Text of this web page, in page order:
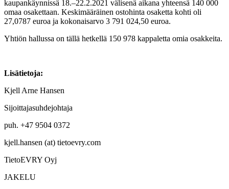
kaupankäynnissä 18.–22.2.2021 välisenä aikana yhteensä 140 000
omaa osakettaan. Keskimääräinen ostohinta osaketta kohti oli
27,0787 euroa ja kokonaisarvo 3 791 024,50 euroa.
Yhtiön hallussa on tällä hetkellä 150 978 kappaletta omia osakkeita.
Lisätietoja:
Kjell Arne Hansen
Sijoittajasuhdejohtaja
puh. +47 9504 0372
kjell.hansen (at) tietoevry.com
TietoEVRY Oyj
JAKELU